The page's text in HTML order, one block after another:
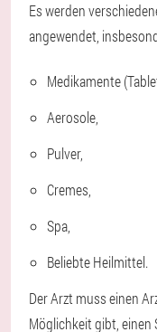
Es werden
angewendet,
Medikamente
Aerosole,
Pulver,
Cremes,
Spa,
Beliebte Heilmittel.
Der Arzt muss einen
Möglichkeit gibt, einen